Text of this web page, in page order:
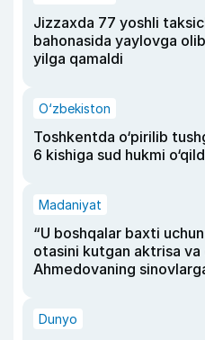
Jizzaxda 77 yoshli
bahonasida yaylovga
yilga qamaldi
O‘zbekiston
Toshkentda o‘pirilib
6 kishiga sud hukmi
Madaniyat
“U boshqalar baxti
otasini kutgan aktrisa va
Ahmedovaning
Dunyo